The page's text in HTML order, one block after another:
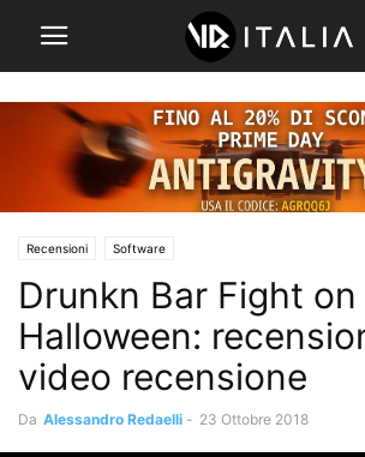
Recensioni Software
Drunkn Bar Fight on
Halloween:
video recensione
Da Alessandro Redaelli - 23 Ottobre 2018